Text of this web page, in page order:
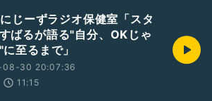
じーずラジオ保健室「スタ
ばるが語る"自分、OKじゃ
至るまで」
08-30 20:07:36
11:15